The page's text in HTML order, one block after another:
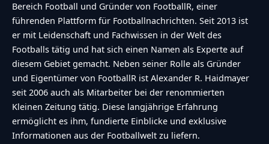
Bereich Football und Gründer von FootballR, einer
führenden Plattform für Footballnachrichten. Seit 2013 ist
er mit Leidenschaft und Fachwissen in der Welt des
Footballs tätig und hat sich einen Namen als Experte auf
diesem Gebiet gemacht. Neben seiner Rolle als Gründer
und Eigentümer von FootballR ist Alexander R. Haidmayer
seit 2006 auch als Mitarbeiter bei der renommierten
Kleinen Zeitung tätig. Diese langjährige Erfahrung
ermöglicht es ihm, fundierte Einblicke und exklusive
Informationen aus der Footballwelt zu liefern.